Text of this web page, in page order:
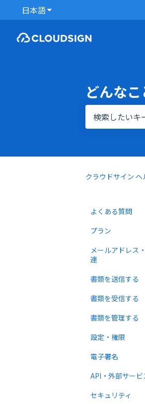
日本語翻訳のサブメニューを表示
どんな
クラウドサイン
よくある質問
クラウドサイ
書類について
プラン
無料プラン
メールアドレス
連
ログイン関連
書類を送信する
書類のアップ
宛先設定
一括送信
送信時の設定
送信後の操作
テンプレート
書類を受信する
受信者ガイド
書類の受信
書類を管理する
書類の確認
書類情報の入力
書類インポー
複数部署管理
設定・権限
個人設定
管理者向け設
高度な設定を
電子署名
API・外部サー
Web API
セキュリティ